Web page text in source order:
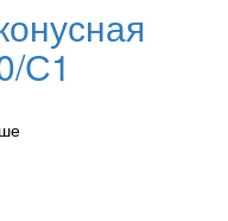
С1